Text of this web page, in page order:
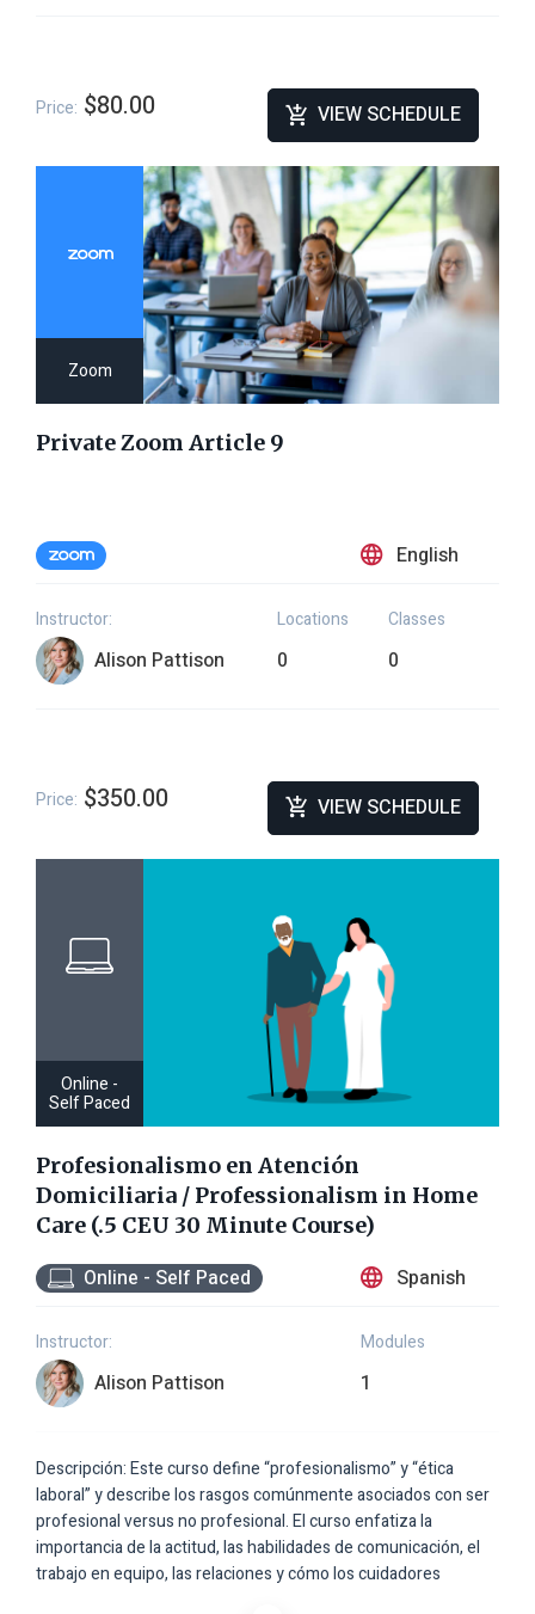
Price: $80.00 VIEW SCHEDULE
Zoom
Private Zoom Article 9
English
Instructor:
Alison Pattison
Locations
0
Classes
0
Price: $350.00 VIEW SCHEDULE
Online -
Self Paced
Profesionalismo en Atención
Domiciliaria / Professionalism in Home
Care (.5 CEU 30 Minute Course)
Online - Self Paced Spanish
Instructor:
Alison Pattison
Modules
1
Descripción: Este curso define “profesionalismo” y “ética
laboral” y describe los rasgos comúnmente asociados con ser
profesional versus no profesional. El curso enfatiza la
importancia de la actitud, las habilidades de comunicación, el
trabajo en equipo, las relaciones y cómo los cuidadores